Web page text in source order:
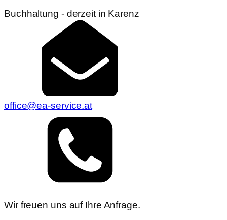
Buchhaltung - derzeit in Karenz
office@ea-service.at
Wir freuen uns auf Ihre Anfrage.